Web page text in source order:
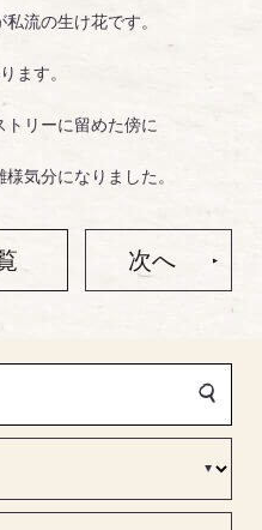
流の生け花です。
ます。
リーに留めた傍に
気分になりました。
次へ